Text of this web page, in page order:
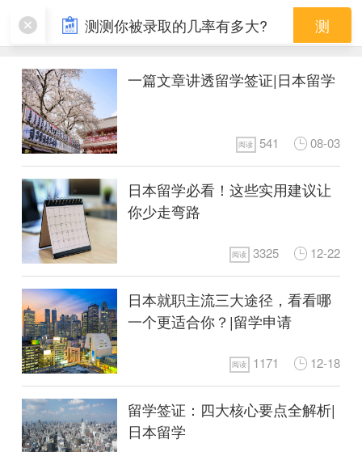
签证攻略
一篇文章讲透留学签证|日本留学
阅读 541 08-03
日本留学必看！这些实用建议让
你少走弯路
阅读 3325 12-22
日本就职主流三大途径，看看哪
一个更适合你？|留学申请
阅读 1171 12-18
留学签证：四大核心要点全解析|
日本留学
测测你被录取的几率有多大? 测